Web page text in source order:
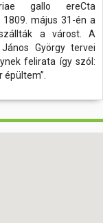
gallo ereCta
május 31-én a
a várost. A
György tervei
felirata így szól: